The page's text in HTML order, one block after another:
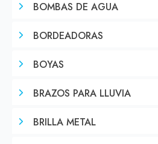
BOMBAS DE AGUA
BORDEADORAS
BOYAS
BRAZOS PARA LLUVIA
BRILLA METAL